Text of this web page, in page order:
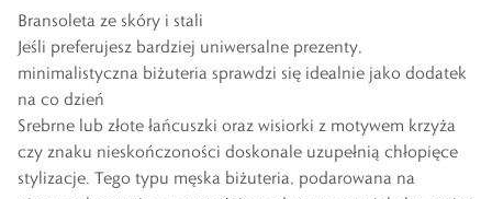
Bransoleta ze skóry i stali
Jeśli preferujesz bardziej uniwersalne prezenty,
minimalistyczna biżuteria sprawdzi się idealnie jako dodatek
na co dzień
Srebrne lub złote łańcuszki oraz wisiorki z motywem krzyża
czy znaku nieskończoności doskonale uzupełnią chłopięce
stylizacje. Tego typu męska biżuteria, podarowana na